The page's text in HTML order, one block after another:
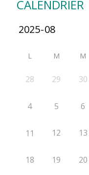
CALENDRIER
L M M
28 29 30
4 5 6
11 12 13
18 19 20